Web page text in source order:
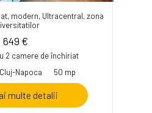
modern, Ultracentral, zona
649 €
2 camere de închiriat
Napoca
50 mp
multe detalii